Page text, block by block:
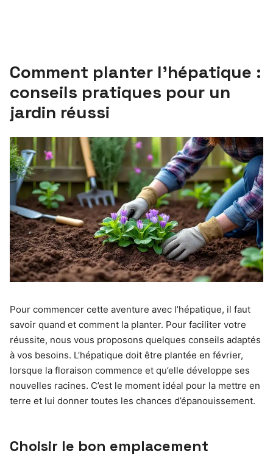
Comment planter l’hépatique :
conseils pratiques pour un
jardin réussi
Pour commencer cette aventure avec l’hépatique, il faut
savoir quand et comment la planter. Pour faciliter votre
réussite, nous vous proposons quelques conseils adaptés
à vos besoins. L’hépatique doit être plantée en février,
lorsque la floraison commence et qu’elle développe ses
nouvelles racines. C’est le moment idéal pour la mettre en
terre et lui donner toutes les chances d’épanouissement.
Choisir le bon emplacement